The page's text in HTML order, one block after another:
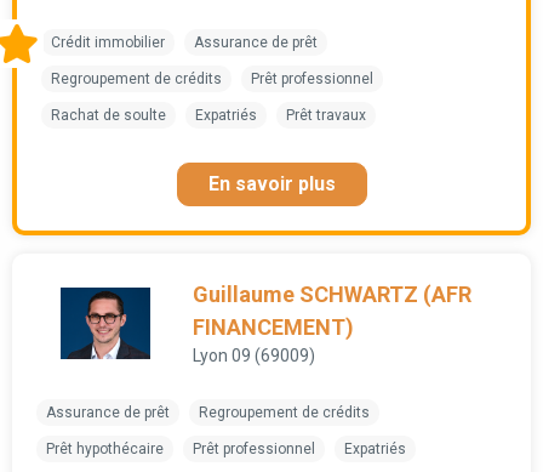
Crédit immobilier Assurance de prêt
Regroupement de crédits Prêt professionnel
Rachat de soulte Expatriés Prêt travaux
En savoir plus
Guillaume SCHWARTZ (AFR
FINANCEMENT)
Lyon 09 (69009)
Assurance de prêt Regroupement de crédits
Prêt hypothécaire Prêt professionnel Expatriés